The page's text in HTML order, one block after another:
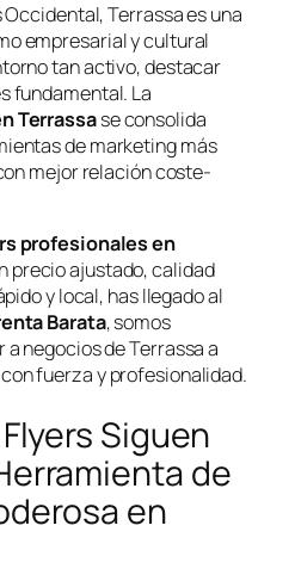
Occidental, Terrassa es una
empresarial y cultural
tan activo, destacar
fundamental. La
Terrassase consolida
de marketing más
mejor relación coste-
profesionales en
precio ajustado, calidad
y local, has llegado al
Barata, somos
negocios de Terrassa a
fuerza y profesionalidad.
Siguen
de
en